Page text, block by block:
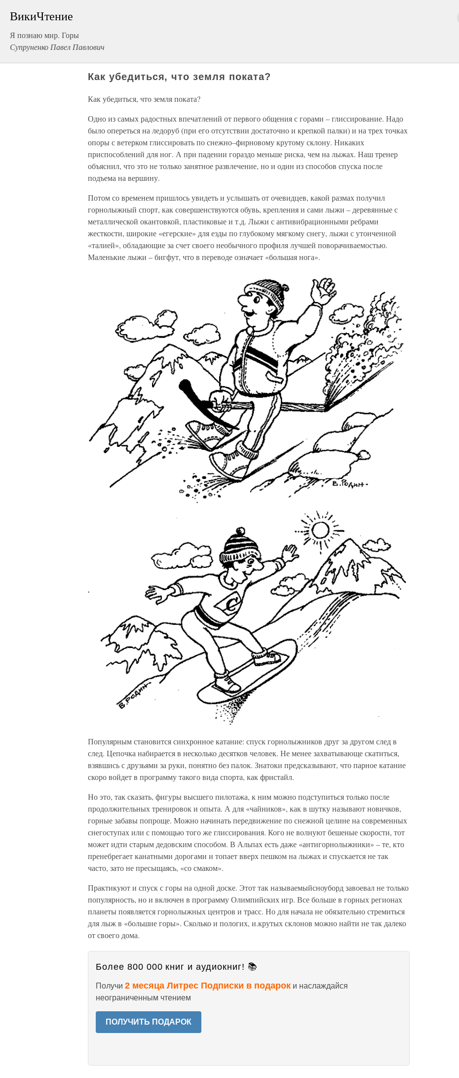
ВикиЧтение
Я познаю мир. Горы
Супруненко Павел Павлович
Как убедиться, что земля поката?
Как убедиться, что земля поката?
Одно из самых радостных впечатлений от первого общения с горами – глиссирование. Надо
было опереться на ледоруб (при его отсутствии достаточно и крепкой палки) и на трех точках
опоры с ветерком глиссировать по снежно–фирновому крутому склону. Никаких
приспособлений для ног. А при падении гораздо меньше риска, чем на лыжах. Наш тренер
объяснил, что это не только занятное развлечение, но и один из способов спуска после
подъема на вершину.
Потом со временем пришлось увидеть и услышать от очевидцев, какой размах получил
горнолыжный спорт, как совершенствуются обувь, крепления и сами лыжи – деревянные с
металлической окантовкой, пластиковые и т.д. Лыжи с антивибрационными ребрами
жесткости, широкие «егерские» для езды по глубокому мягкому снегу, лыжи с утонченной
«талией», обладающие за счет своего необычного профиля лучшей поворачиваемостью.
Маленькие лыжи – бигфут, что в переводе означает «большая нога».
Популярным становится синхронное катание: спуск горнолыжников друг за другом след в
след. Цепочка набирается в несколько десятков человек. Не менее захватывающе скатиться,
взявшись с друзьями за руки, понятно без палок. Знатоки предсказывают, что парное катание
скоро войдет в программу такого вида спорта, как фристайл.
Но это, так сказать, фигуры высшего пилотажа, к ним можно подступиться только после
продолжительных тренировок и опыта. А для «чайников», как в шутку называют новичков,
горные забавы попроще. Можно начинать передвижение по снежной целине на современных
снегоступах или с помощью того же глиссирования. Кого не волнуют бешеные скорости, тот
может идти старым дедовским способом. В Альпах есть даже «антигорнолыжники» – те, кто
пренебрегает канатными дорогами и топает вверх пешком на лыжах и спускается не так
часто, зато не пресыщаясь, «со смаком».
Практикуют и спуск с горы на одной доске. Этот так называемыйсноуборд завоевал не только
популярность, но и включен в программу Олимпийских игр. Все больше в горных регионах
планеты появляется горнолыжных центров и трасс. Но для начала не обязательно стремиться
для лыж в «большие горы». Сколько и пологих, и.крутых склонов можно найти не так далеко
от своего дома.
Более 800 000 книг и аудиокниг! 📚
Получи 2 месяца Литрес Подписки в подарок и наслаждайся
неограниченным чтением
ПОЛУЧИТЬ ПОДАРОК